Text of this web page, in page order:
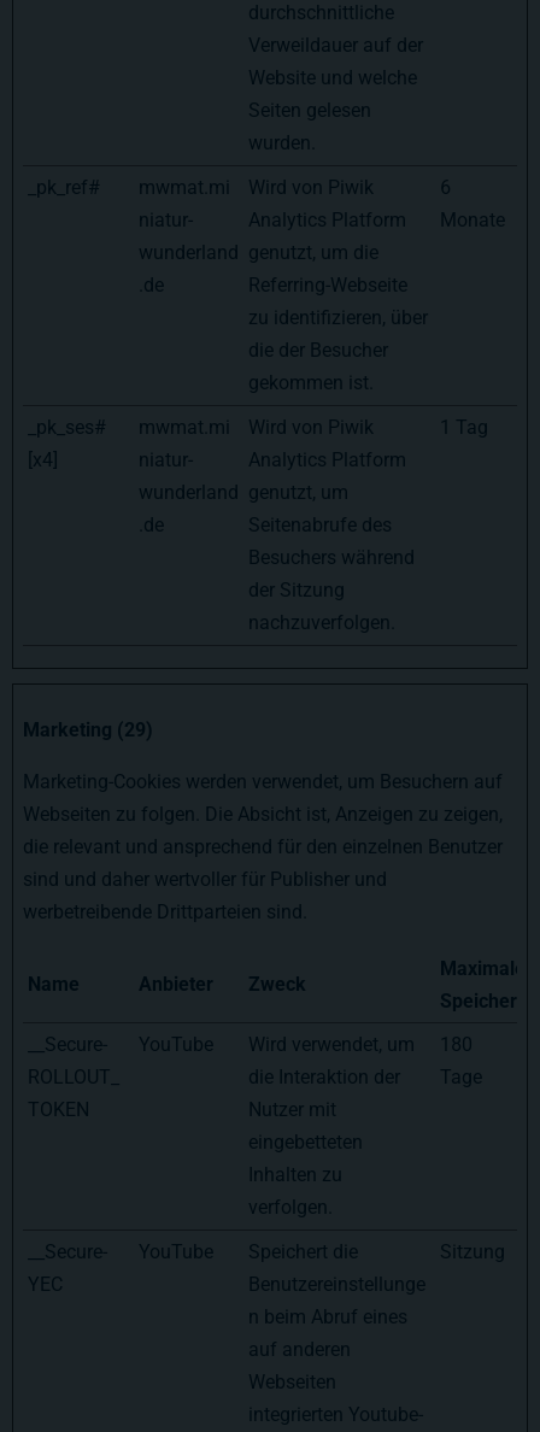
durchschnittliche
Verweildauer auf der
Website und welche
Seiten gelesen
wurden.
_pk_ref#
mwmat.mi
niatur-
wunderland
.de
Wird von Piwik
Analytics Platform
genutzt, um die
Referring-Webseite
zu identifizieren, über
die der Besucher
gekommen ist.
6
Monate
_pk_ses#
[x4]
mwmat.mi
niatur-
wunderland
.de
Wird von Piwik
Analytics Platform
genutzt, um
Seitenabrufe des
Besuchers während
der Sitzung
nachzuverfolgen.
1 Tag
Marketing (29)
Marketing-Cookies werden verwendet, um Besuchern auf
Webseiten zu folgen. Die Absicht ist, Anzeigen zu zeigen,
die relevant und ansprechend für den einzelnen Benutzer
sind und daher wertvoller für Publisher und
werbetreibende Drittparteien sind.
Name Anbieter Zweck
Maximale
__Secure-
ROLLOUT_
TOKEN
YouTube
Wird verwendet, um
die Interaktion der
Nutzer mit
eingebetteten
Inhalten zu
verfolgen.
180
Tage
__Secure-
YEC
YouTube
Speichert die
Benutzereinstellunge
n beim Abruf eines
auf anderen
Webseiten
integrierten Youtube-
Sitzung